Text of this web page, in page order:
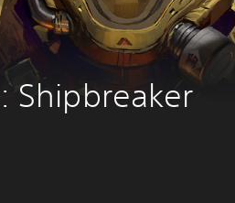
Shipbreaker